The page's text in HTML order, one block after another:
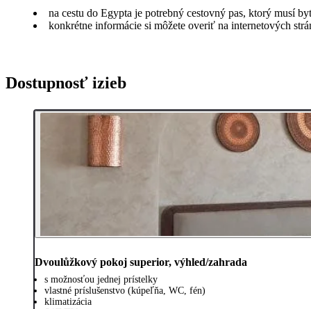
na cestu do Egypta je potrebný cestovný pas, ktorý musí
konkrétne informácie si môžete overiť na internetových
Dostupnosť izieb
Dvoulůžkový pokoj superior, výhled/zahrada
s možnosťou jednej prístelky
vlastné príslušenstvo (kúpeľňa, WC, fén)
klimatizácia